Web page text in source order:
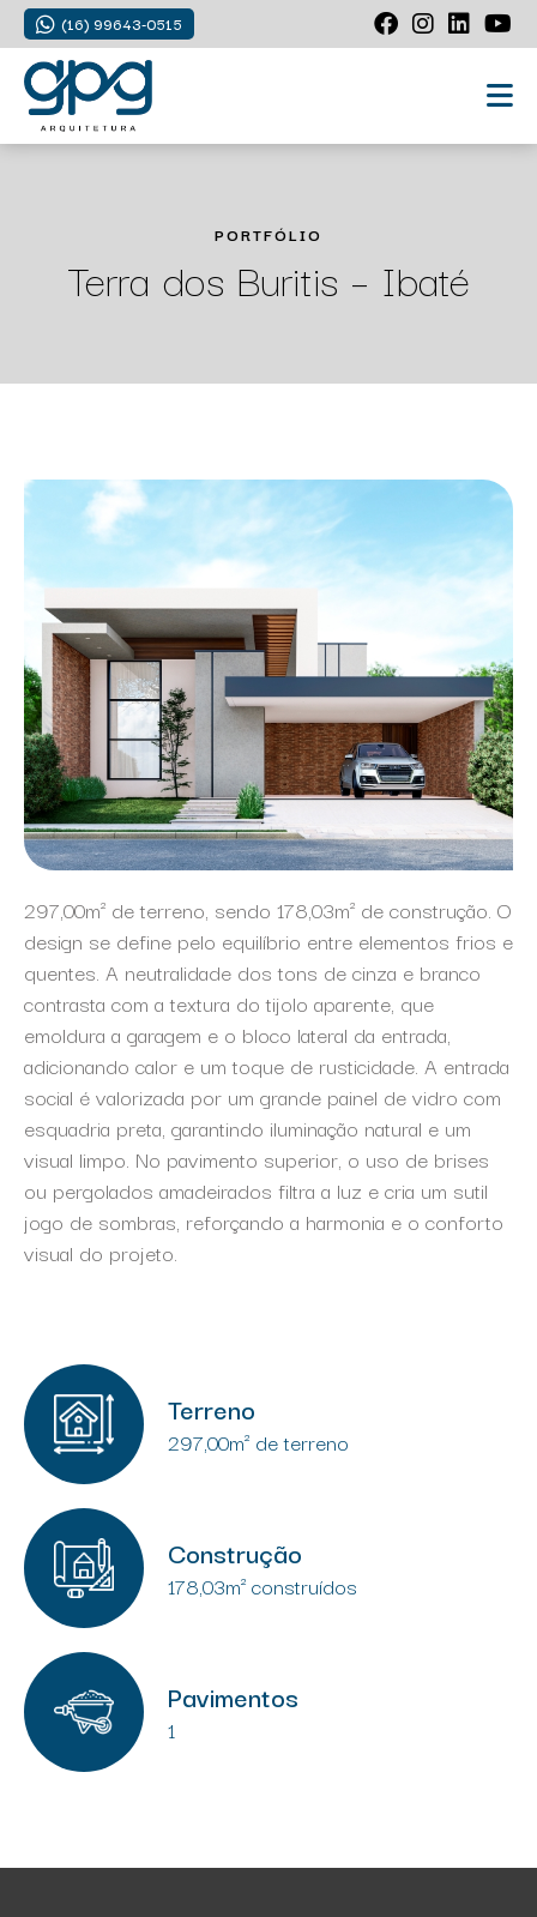
(16) 99643-0515
PORTFÓLIO
Terra dos Buritis – Ibaté
297,00m² de terreno, sendo 178,03m² de construção. O
design se define pelo equilíbrio entre elementos frios e
quentes. A neutralidade dos tons de cinza e branco
contrasta com a textura do tijolo aparente, que
emoldura a garagem e o bloco lateral da entrada,
adicionando calor e um toque de rusticidade. A entrada
social é valorizada por um grande painel de vidro com
esquadria preta, garantindo iluminação natural e um
visual limpo. No pavimento superior, o uso de brises
ou pergolados amadeirados filtra a luz e cria um sutil
jogo de sombras, reforçando a harmonia e o conforto
visual do projeto.
Terreno
297,00m² de terreno
Construção
178,03m² construídos
Pavimentos
1